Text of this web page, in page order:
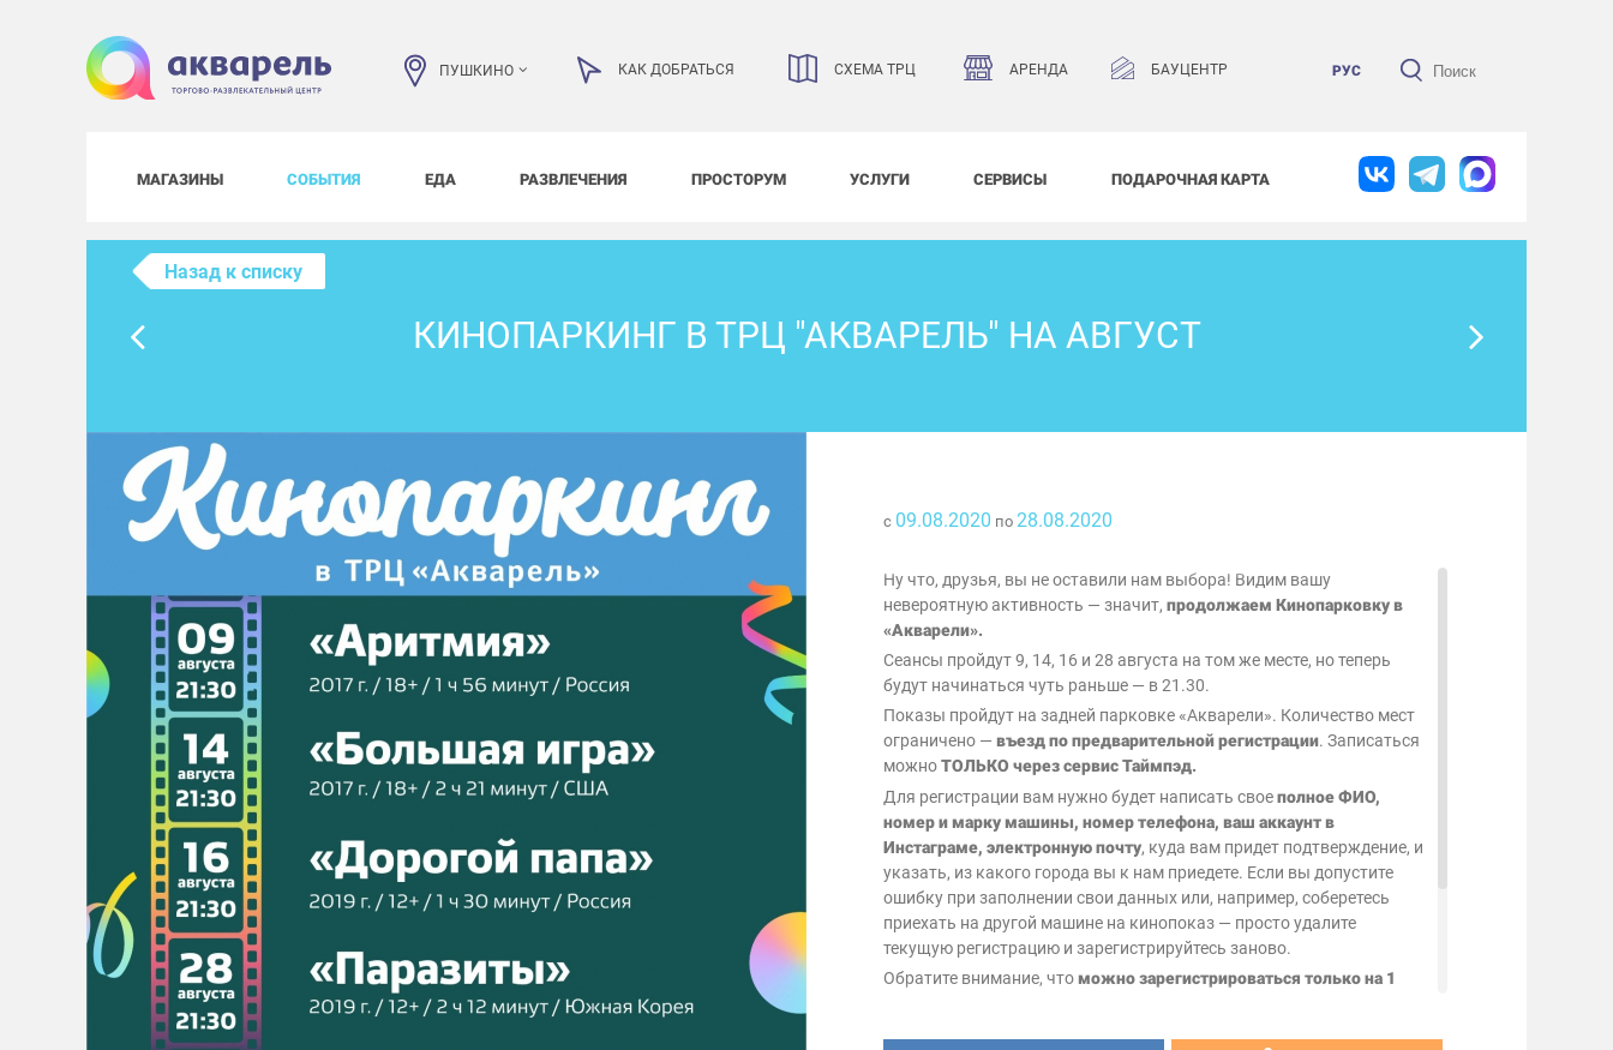
ПУШКИНО КАК ДОБРАТЬСЯ СХЕМА ТРЦ АРЕНДА БАУЦЕНТР РУС
МАГАЗИНЫ СОБЫТИЯ ЕДА РАЗВЛЕЧЕНИЯ ПРОСТОРУМ УСЛУГИ СЕРВИСЫ ПОДАРОЧНАЯ КАРТА
Назад к списку
КИНОПАРКИНГ В ТРЦ "АКВАРЕЛЬ" НА АВГУСТ
с 09.08.2020 по 28.08.2020
Ну что, друзья, вы не оставили нам выбора! Видим вашу
невероятную активность — значит, продолжаем Кинопарковку в
«Акварели».
Сеансы пройдут 9, 14, 16 и 28 августа на том же месте, но теперь
будут начинаться чуть раньше — в 21.30.
Показы пройдут на задней парковке «Акварели». Количество мест
ограничено — въезд по предварительной регистрации. Записаться
можноТОЛЬКО через сервис Таймпэд.
Для регистрации вам нужно будет написать своеполное ФИО,
номер и марку машины, номер телефона, ваш аккаунт в
Инстаграме, электронную почту, куда вам придет подтверждение, и
указать, из какого города вы к нам приедете. Если вы допустите
ошибку при заполнении свои данных или, например, соберетесь
приехать на другой машине на кинопоказ — просто удалите
текущую регистрацию и зарегистрируйтесь заново.
Обратите внимание, чтоможно зарегистрироваться только на 1